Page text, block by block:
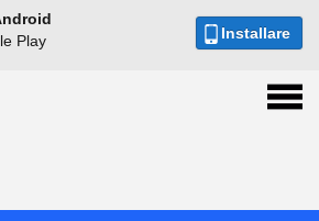
Installare
Play